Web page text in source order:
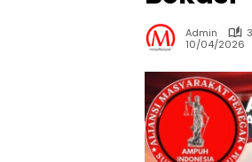
Admin
10/04/2026